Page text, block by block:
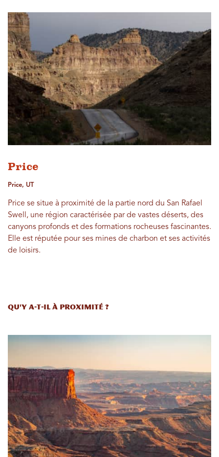
Price
Price, UT
Price se situe à proximité de la partie nord du San Rafael
Swell, une région caractérisée par de vastes déserts, des
canyons profonds et des formations rocheuses fascinantes.
Elle est réputée pour ses mines de charbon et ses activités
de loisirs.
Qu'y a-t-il à proximité ?